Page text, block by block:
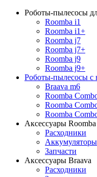
Роботы-пылесосы
Roomba i1
Roomba i1+
Roomba j7
Roomba j7+
Roomba j9
Roomba j9+
Роботы-пылесосы с
Braava m6
Roomba
Roomba
Roomba
Аксессуары Roomba
Расходники
Аккумуляторы
Запчасти
Аксессуары Braava
Расходники